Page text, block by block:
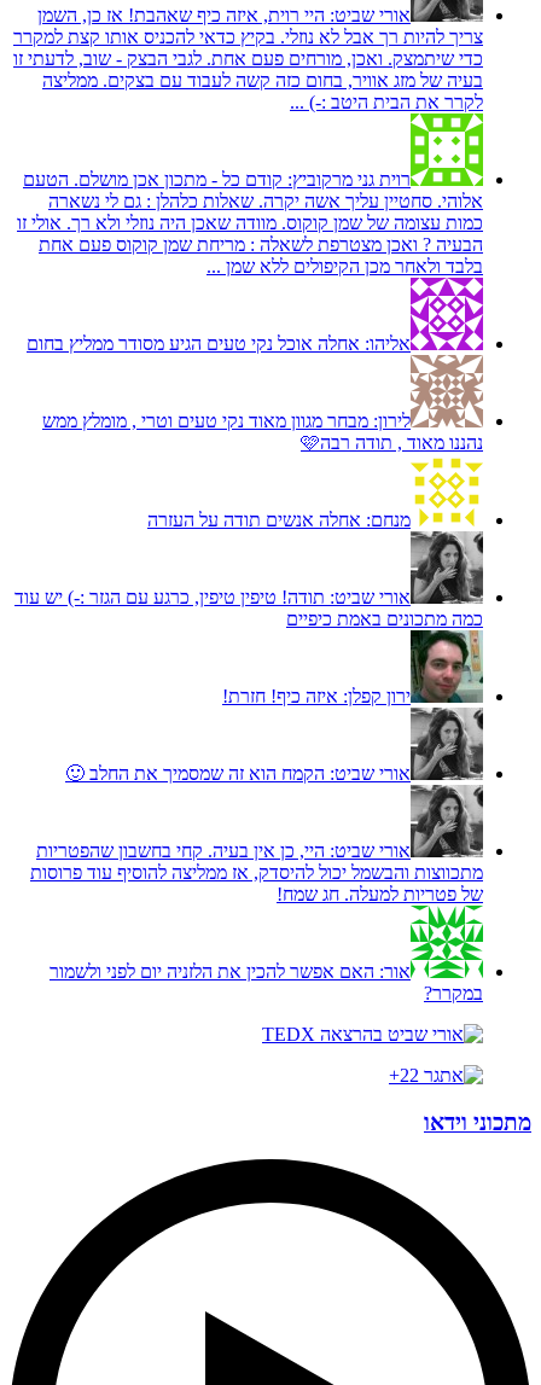
אורי שביט: היי רוית, איזה כיף שאהבת! אז כן, השמן
צריך להיות רך אבל לא נוזלי. בקיץ כדאי להכניס אותו קצת למקרר
כדי שיתמצק. ואכן, מורחים פעם אחת. לגבי הבצק - שוב, לדעתי זו
בעיה של מזג אוויר, בחום כזה קשה לעבוד עם בצקים. ממליצה
לקרר את הבית היטב :-) ...
רוית גני מרקוביץ: קודם כל - מתכון אכן מושלם. הטעם
אלוהי. סחטיין עליך אשה יקרה. שאלות כלהלן : גם לי נשארה
כמות עצומה של שמן קוקוס. מוודה שאכן היה נוזלי ולא רך. אולי זו
הבעיה ? ואכן מצטרפת לשאלה : מריחת שמן קוקוס פעם אחת
בלבד ולאחר מכן הקיפולים ללא שמן ...
אליהו: אחלה אוכל נקי טעים הגיע מסודר ממליץ בחום
לירון: מבחר מגוון מאוד נקי טעים וטרי , מומלץ ממש
נהננו מאוד , תודה רבה🩷
מנחם: אחלה אנשים תודה על העזרה
אורי שביט: תודה! טיפין טיפין, כרגע עם הגזר :-) יש עוד
כמה מתכונים באמת כיפיים
ירון קפלן: איזה כיף! חזרת!
אורי שביט: הקמח הוא זה שמסמיך את החלב 🙂
אורי שביט: היי, כן אין בעיה. קחי בחשבון שהפטריות
מתכווצות והבשמל יכול להיסדק, אז ממליצה להוסיף עוד פרוסות
של פטריות למעלה. חג שמח!
אור: האם אפשר להכין את הלזניה יום לפני ולשמור
במקרר?
מתכוני וידאו